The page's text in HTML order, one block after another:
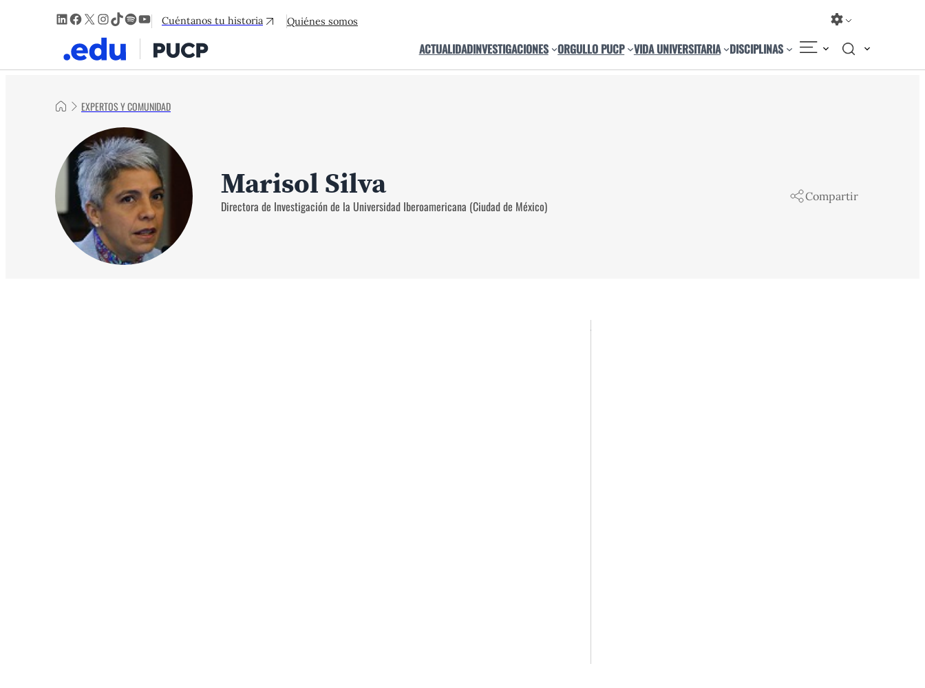
LinkedIn
Facebook
X Instagram
TikTok
Spotify
YouTube
Cuéntanos tu historia Quiénes somos
ACTUALIDADINVESTIGACIONES ORGULLO PUCP VIDA UNIVERSITARIA DISCIPLINAS
EXPERTOS Y COMUNIDAD
Marisol Silva
Directora de Investigación de la Universidad Iberoamericana (Ciudad de México)
Compartir